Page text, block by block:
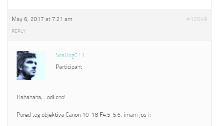
May 6, 2017 at 7:21 am #12049
REPLY
SeaDog011
Participant
Hahahaha,…odlicno!
Pored tog objektiva Canon 10-18 F4.5-5.6, imam jos i: